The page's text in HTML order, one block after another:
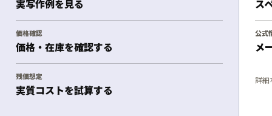
実写作例を見る
価格確認
価格・在庫を確認する
残価想定
実質コストを試算する
ス
公式
メ
詳細